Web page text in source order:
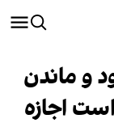
و ماندن
اجازه